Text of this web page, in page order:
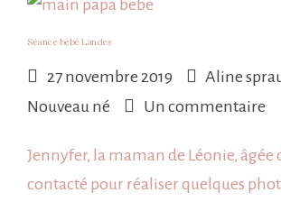
Séance bébé Landes
27 novembre 2019 Aline
Nouveau né
Un commentaire
Jennyfer, la maman de Léonie, âgée
contacté pour réaliser quelques